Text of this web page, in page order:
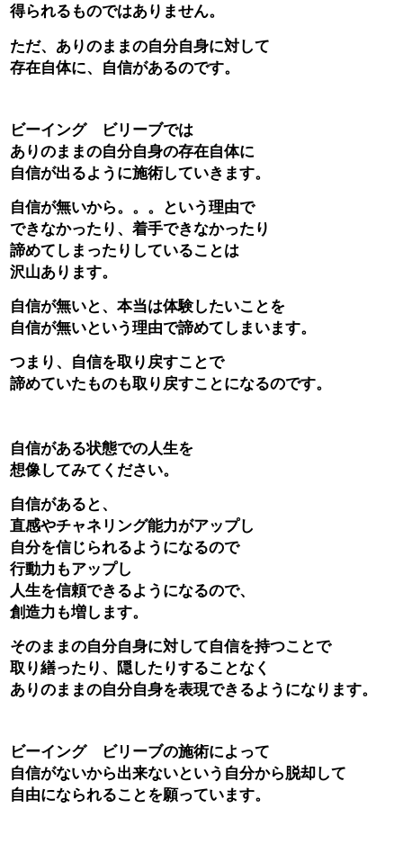
得られるものではありません。
ただ、ありのままの自分自身に対して
存在自体に、自信があるのです。
ビーイング ビリーブでは
ありのままの自分自身の存在自体に
自信が出るように施術していきます。
自信が無いから。。。という理由で
できなかったり、着手できなかったり
諦めてしまったりしていることは
沢山あります。
自信が無いと、本当は体験したいことを
自信が無いという理由で諦めてしまいます。
つまり、自信を取り戻すことで
諦めていたものも取り戻すことになるのです。
自信がある状態での人生を
想像してみてください。
自信があると、
直感やチャネリング能力がアップし
自分を信じられるようになるので
行動力もアップし
人生を信頼できるようになるので、
創造力も増します。
そのままの自分自身に対して自信を持つことで
取り繕ったり、隠したりすることなく
ありのままの自分自身を表現できるようになります。
ビーイング ビリーブの施術によって
自信がないから出来ないという自分から脱却して
自由になられることを願っています。